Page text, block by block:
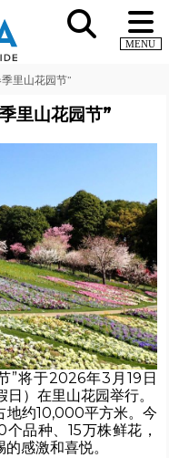
MENU
里山花园节”
里山花园节”
”将于2026年3月19日
日）在里山花园举行。
地约10,000平方米。今
品种、15万株鲜花，
感激和喜悦。